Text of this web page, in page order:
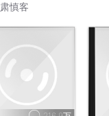
肃慎客